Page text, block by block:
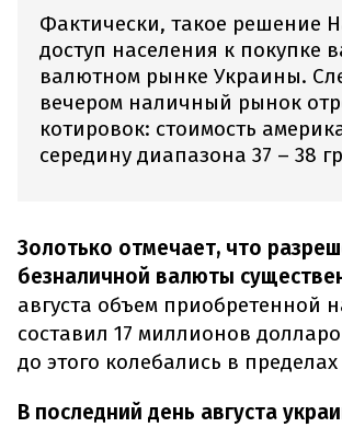
Фактически, такое решение
доступ населения к покупке
валютном рынке Украины.
вечером наличный рынок
котировок: стоимость
середину диапазона 37 – 38
Золотько отмечает, что
безналичной валюты
августа объем приобретенной
составил 17 миллионов
до этого колебались в
В последний день августа